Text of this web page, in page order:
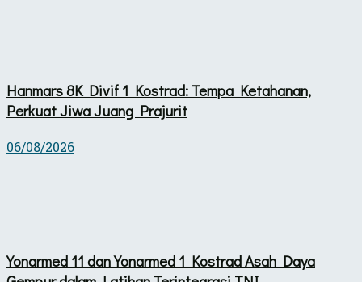
Hanmars 8K Divif 1 Kostrad: Tempa Ketahanan,
Perkuat Jiwa Juang Prajurit
06/08/2026
Yonarmed 11 dan Yonarmed 1 Kostrad Asah Daya